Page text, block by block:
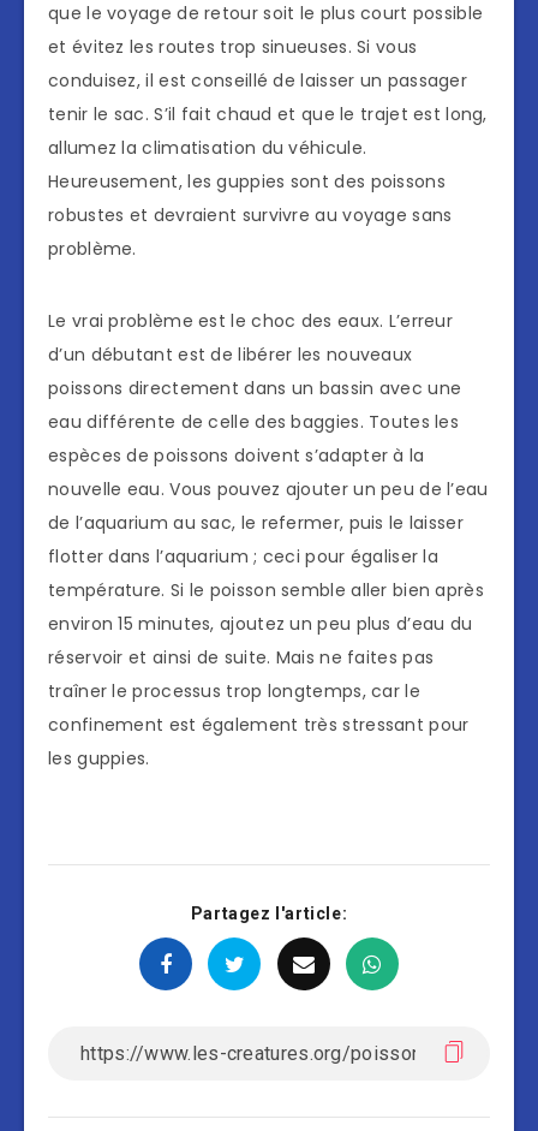
que le voyage de retour soit le plus court possible
et évitez les routes trop sinueuses. Si vous
conduisez, il est conseillé de laisser un passager
tenir le sac. S’il fait chaud et que le trajet est long,
allumez la climatisation du véhicule.
Heureusement, les guppies sont des poissons
robustes et devraient survivre au voyage sans
problème.
Le vrai problème est le choc des eaux. L’erreur
d’un débutant est de libérer les nouveaux
poissons directement dans un bassin avec une
eau différente de celle des baggies. Toutes les
espèces de poissons doivent s’adapter à la
nouvelle eau. Vous pouvez ajouter un peu de l’eau
de l’aquarium au sac, le refermer, puis le laisser
flotter dans l’aquarium ; ceci pour égaliser la
température. Si le poisson semble aller bien après
environ 15 minutes, ajoutez un peu plus d’eau du
réservoir et ainsi de suite. Mais ne faites pas
traîner le processus trop longtemps, car le
confinement est également très stressant pour
les guppies.
Partagez l'article: